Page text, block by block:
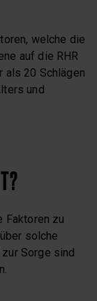
welche die
auf die RHR
als 20 Schlägen
und
Faktoren zu
solche
Sorge sind